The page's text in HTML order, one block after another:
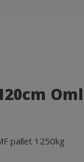
pallet 1250kg